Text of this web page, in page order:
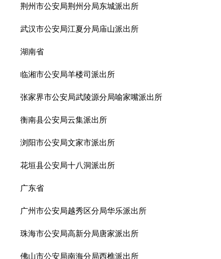
荆州市公安局荆州分局东城派出所
武汉市公安局江夏分局庙山派出所
湖南省
临湘市公安局羊楼司派出所
张家界市公安局武陵源分局喻家嘴派出所
衡南县公安局云集派出所
浏阳市公安局文家市派出所
花垣县公安局十八洞派出所
广东省
广州市公安局越秀区分局华乐派出所
珠海市公安局高新分局唐家派出所
佛山市公安局南海分局西樵派出所